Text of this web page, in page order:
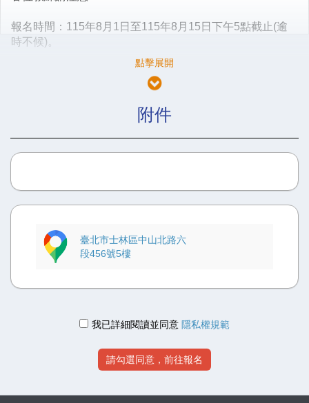
報名時間：115年8月1日至115年8月15日下午5點截止(逾
時不候)。
時間截止日後兩天內(該月22號前，不以郵戳，
(壹段請填寫級證號碼)
(壹段晉升日期填寫本次晉升日期，其他段位請填段證發證
際段(級證若無反面不必上傳)
※國際段公告
◎本年度線上報名新增加國技院ID的欄位
晉升一段的學員皆須先行加入國技院網站申請成為Tcon的
PS. 未完成加入Tcon會員者，將無法受理國際段申請 及 國
際段證補發(遺失或變更)。
附件
臺北市士林區中山北路六
段456號5樓
我已詳細閱讀並同意 隱私權規範